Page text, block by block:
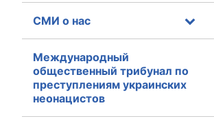
СМИ о нас
Международный
общественный трибунал по
преступлениям украинских
неонацистов